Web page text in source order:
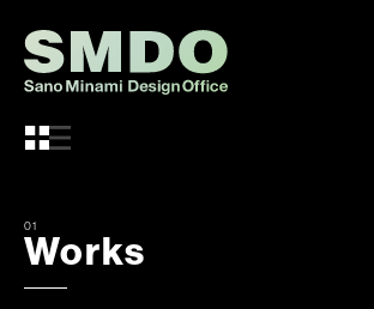
01
Works